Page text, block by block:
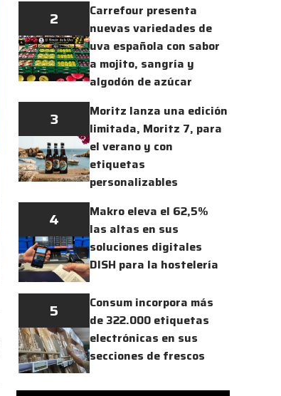
2
Carrefour presenta
nuevas variedades de
uva española con sabor
a mojito, sangría y
algodón de azúcar
3
Moritz lanza una edición
limitada, Moritz 7, para
el verano y con
etiquetas
personalizables
4
Makro eleva el 62,5%
las altas en sus
soluciones digitales
DISH para la hostelería
5
Consum incorpora más
de 322.000 etiquetas
electrónicas en sus
secciones de frescos